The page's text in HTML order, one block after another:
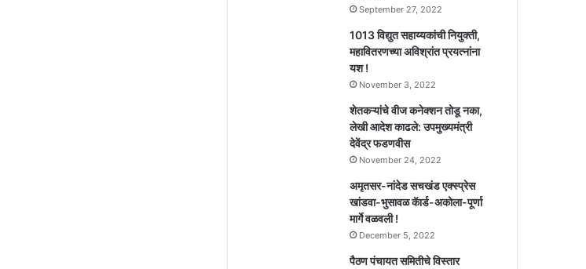
September 27, 2022
1013 विद्युत सहाय्यकांची नियुक्ती,
महावितरणच्या अविश्रांत प्रयत्नांना
यश !
November 3, 2022
शेतकऱ्यांचे वीज कनेक्शन तोडू नका,
लेखी आदेश काढले: उपमुख्यमंत्री
देवेंद्र फडणवीस
November 24, 2022
अमृतसर-नांदेड सचखंड एक्स्प्रेस
खांडवा-भुसावळ कॅार्ड-अकोला-पूर्णा
मार्गे वळवली !
December 5, 2022
पैठण पंचायत समितीचे विस्तार